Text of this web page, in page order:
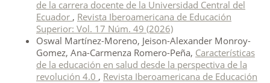
de la carrera docente de la Universidad Central del
Ecuador , Revista Iberoamericana de Educación
Superior: Vol. 17 Núm. 49 (2026)
Oswal Martínez-Moreno, Jeison-Alexander Monroy-
Gomez, Ana-Carmenza Romero-Peña, Características
de la educación en salud desde la perspectiva de la
revolución 4.0 , Revista Iberoamericana de Educación